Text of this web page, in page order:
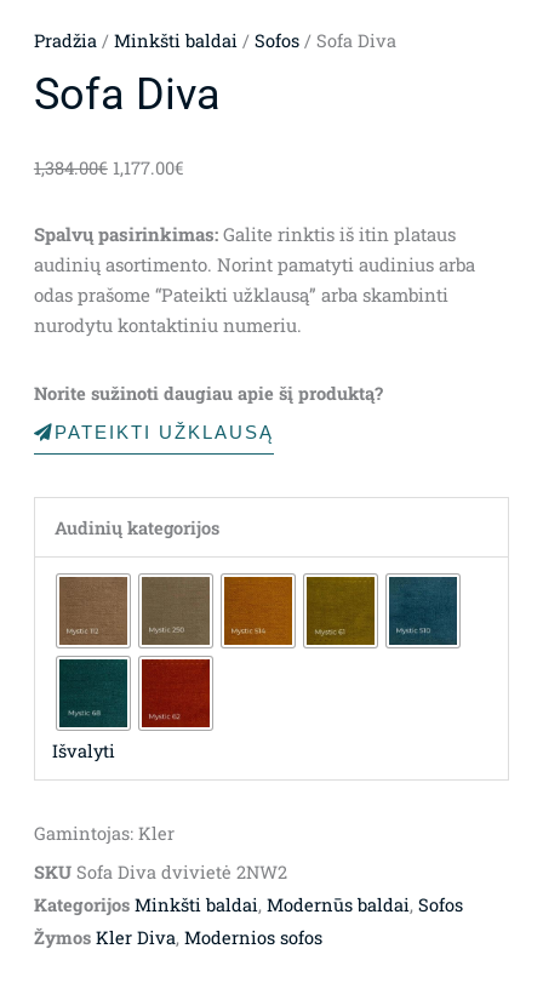
Pradžia/ Minkšti baldai/ Sofos/ Sofa Diva
Sofa Diva
1,384.00€ 1,177.00€
Spalvų pasirinkimas:Galite rinktis iš itin plataus
audinių asortimento. Norint pamatyti audinius arba
odas prašome “Pateikti užklausą” arba skambinti
nurodytu kontaktiniu numeriu.
Norite sužinoti daugiau apie šį produktą?
PATEIKTI UŽKLAUSĄ
Audinių kategorijos
Išvalyti
Gamintojas: Kler
SKU Sofa Diva dvivietė 2NW2
Kategorijos Minkšti baldai, Modernūs baldai, Sofos
Žymos Kler Diva, Modernios sofos